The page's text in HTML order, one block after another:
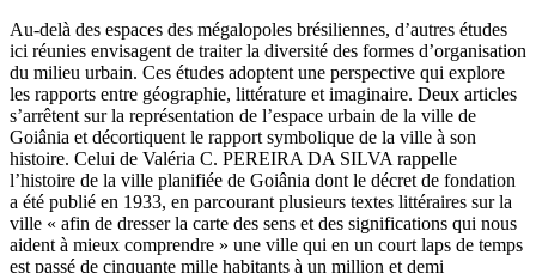
Au-delà des espaces des mégalopoles brésiliennes, d’autres études
ici réunies envisagent de traiter la diversité des formes d’organisation
du milieu urbain. Ces études adoptent une perspective qui explore
les rapports entre géographie, littérature et imaginaire. Deux articles
s’arrêtent sur la représentation de l’espace urbain de la ville de
Goiânia et décortiquent le rapport symbolique de la ville à son
histoire. Celui de Valéria C. PEREIRA DA SILVA rappelle
l’histoire de la ville planifiée de Goiânia dont le décret de fondation
a été publié en 1933, en parcourant plusieurs textes littéraires sur la
ville « afin de dresser la carte des sens et des significations qui nous
aident à mieux comprendre » une ville qui en un court laps de temps
est passé de cinquante mille habitants à un million et demi